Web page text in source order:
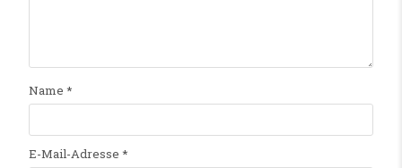
Name *
E-Mail-Adresse *